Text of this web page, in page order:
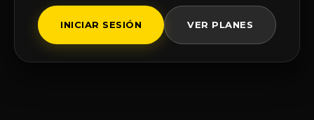
INICIAR SESIÓN VER PLANES